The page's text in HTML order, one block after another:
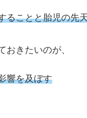
ることと胎児の先
おきたいのが、
響を及ぼす